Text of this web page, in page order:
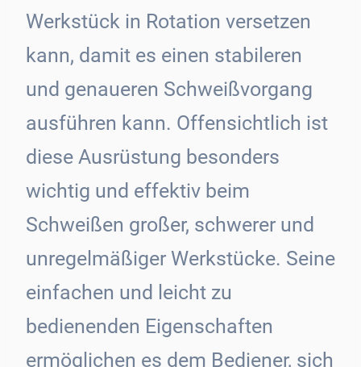
Werkstück in Rotation versetzen
kann, damit es einen stabileren
und genaueren Schweißvorgang
ausführen kann. Offensichtlich ist
diese Ausrüstung besonders
wichtig und effektiv beim
Schweißen großer, schwerer und
unregelmäßiger Werkstücke. Seine
einfachen und leicht zu
bedienenden Eigenschaften
ermöglichen es dem Bediener, sich